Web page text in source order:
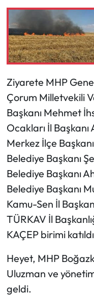
Ziyarete MHP
Çorum Milletvekili
Başkanı Mehmet
Ocakları İl
Merkez İlçe
Belediye Başkanı
Belediye Başkanı
Belediye Başkanı
Kamu-Sen İl
TÜRKAV İl
KAÇEP birimi
Heyet, MHP
Uluzman ve
geldi.
Kimdir?
Kültür Sanat
Laçin Haberleri
Magazin
Mecitözü
Oğuzlar
Ortaköy
Osmancık
Otomotiv
Resmi Reklam